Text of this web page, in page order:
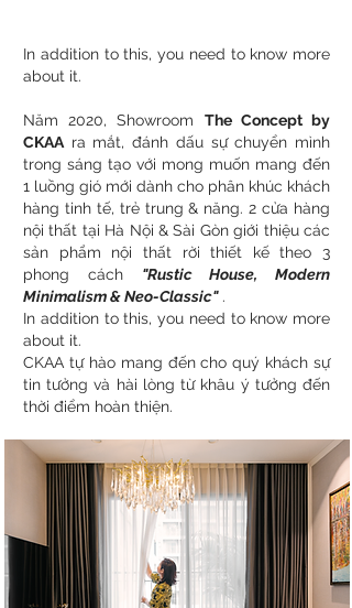
In addition to this, you need to know more
about it.
Năm 2020, Showroom The Concept by
CKAA ra mắt, đánh dấu sự chuyển mình
trong sáng tạo với mong muốn mang đến
1 luồng gió mới dành cho phân khúc khách
hàng tinh tế, trẻ trung & năng. 2 cửa hàng
nội thất tại Hà Nội & Sài Gòn giới thiệu các
sản phẩm nội thất rời thiết kế theo 3
phong cách "Rustic House, Modern
Minimalism & Neo-Classic".
In addition to this, you need to know more
about it.
CKAA tự hào mang đến cho quý khách sự
tin tưởng và hài lòng từ khâu ý tưởng đến
thời điểm hoàn thiện.